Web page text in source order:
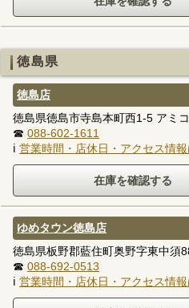
徳島県
徳島店
徳島県徳島市寺島本町西1-5 アミ
☎ 088-602-1611
ℹ 営業時間・店休日・アクセス情
ゆめタウン徳島店
徳島県板野郡藍住町奥野字東中須
☎ 088-692-0513
ℹ 営業時間・店休日・アクセス情